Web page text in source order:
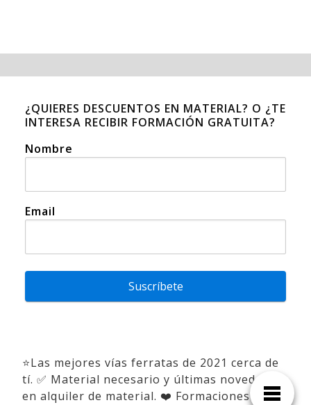
¿QUIERES DESCUENTOS EN MATERIAL? O ¿TE
INTERESA RECIBIR FORMACIÓN GRATUITA?
Nombre
Email
Suscríbete
⭐Las mejores vías ferratas de 2021 cerca de
tí. ✅ Material necesario y últimas novedades
en alquiler de material. ❤️ Formaciones y